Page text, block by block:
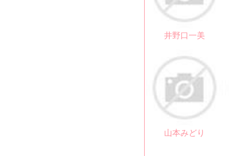
井野口一美
山本みどり